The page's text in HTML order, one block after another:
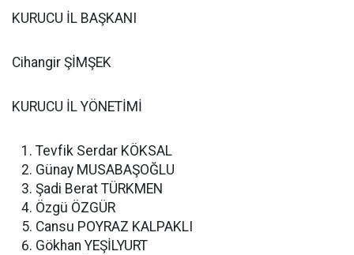
KURUCU İL BAŞKANI
Cihangir ŞİMŞEK
KURUCU İL YÖNETİMİ
Tevfik Serdar KÖKSAL
Günay MUSABAŞOĞLU
Şadi Berat TÜRKMEN
Özgü ÖZGÜR
Cansu POYRAZ KALPAKLI
Gökhan YEŞİLYURT